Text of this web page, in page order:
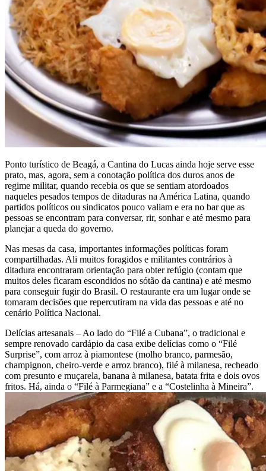
Ponto turístico de Beagá, a Cantina do Lucas ainda hoje serve esse
prato, mas, agora, sem a conotação política dos duros anos de
regime militar, quando recebia os que se sentiam atordoados
naqueles pesados tempos de ditaduras na América Latina, quando
partidos políticos ou sindicatos pouco valiam e era no bar que as
pessoas se encontram para conversar, rir, sonhar e até mesmo para
planejar a queda do governo.
Nas mesas da casa, importantes informações políticas foram
compartilhadas. Ali muitos foragidos e militantes contrários à
ditadura encontraram orientação para obter refúgio (contam que
muitos deles ficaram escondidos no sótão da cantina) e até mesmo
para conseguir fugir do Brasil. O restaurante era um lugar onde se
tomaram decisões que repercutiram na vida das pessoas e até no
cenário Política Nacional.
Delícias artesanais – Ao lado do “Filé a Cubana”, o tradicional e
sempre renovado cardápio da casa exibe delícias como o “Filé
Surprise”, com arroz à piamontese (molho branco, parmesão,
champignon, cheiro-verde e arroz branco), filé à milanesa, recheado
com presunto e muçarela, banana à milanesa, batata frita e dois ovos
fritos. Há, ainda o “Filé à Parmegiana” e a “Costelinha à Mineira”.